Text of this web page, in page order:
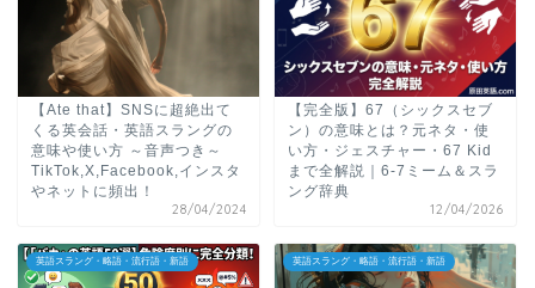
【Ate that】SNSに超絶出て
くる英会話・英語スラングの
意味や使い方 ～音声つき～
TikTok,X,Facebook,インスタ
やネットに頻出！
28/04/2024
【完全版】67（シックスセブ
ン）の意味とは？元ネタ・使
い方・ジェスチャー・67 Kid
まで全解説｜6-7ミーム＆スラ
ング辞典
12/04/2026
英語スラング・略語・流行語・新語 英語スラング・略語・流行語・新語